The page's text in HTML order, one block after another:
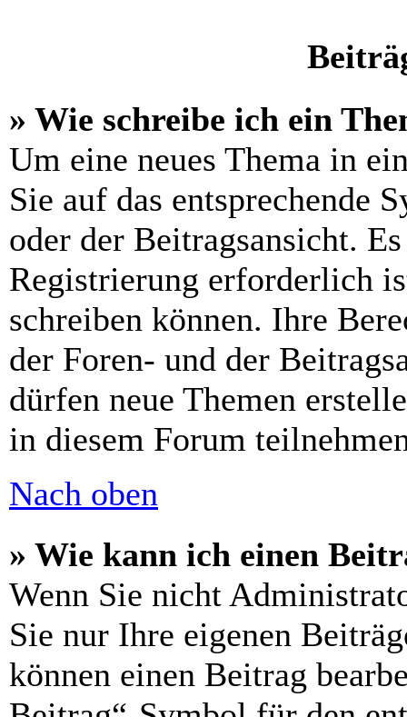
» Wie schreibe ich ein
Um eine neues Thema in
Sie auf das entsprechende
oder der Beitragsansicht.
Registrierung erforderlich
schreiben können. Ihre
der Foren- und der
dürfen neue Themen
in diesem Forum
Nach oben
» Wie kann ich einen
Wenn Sie nicht
Sie nur Ihre eigenen
können einen Beitrag